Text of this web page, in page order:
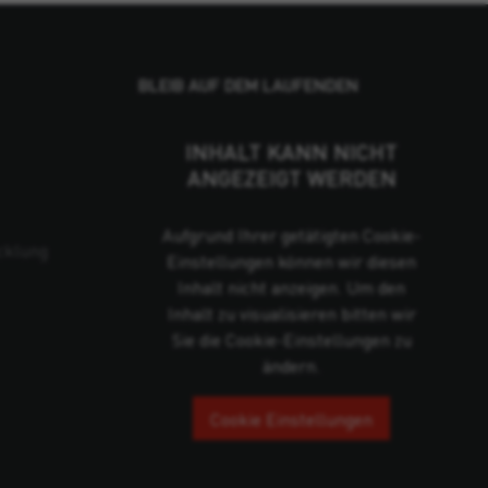
BLEIB AUF DEM LAUFENDEN
INHALT KANN NICHT
ANGEZEIGT WERDEN
Aufgrund Ihrer getätigten Cookie-
Einstellungen können wir diesen
Inhalt nicht anzeigen. Um den
Inhalt zu visualisieren bitten wir
Sie die Cookie-Einstellungen zu
ändern.
Cookie Einstellungen